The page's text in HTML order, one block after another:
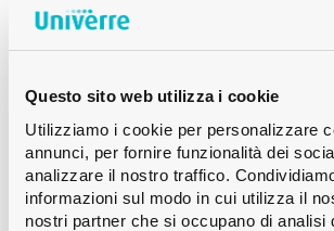
Questo sito web utilizza i cookie
Utilizziamo i cookie per personalizzare
annunci, per fornire funzionalità dei
analizzare il nostro traffico.
informazioni sul modo in cui utilizza il
nostri partner che si occupano di analisi
speciale. Ciò può avvenire
design stesso, la sensazione al
bottiglia o elementi interattivi.
Un’esperienza di questo tipo
rafforzare il legame emotivo del
con il marchio e aumentare la